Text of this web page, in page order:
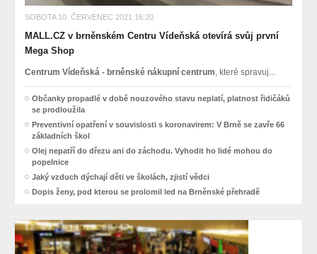
SOBOTA 10. ČERVENEC 2021 16:20
MALL.CZ v brněnském Centru Vídeňská otevírá svůj první
Mega Shop
Centrum Vídeňská - brněnské nákupní centrum , které spravuj...
Občanky propadlé v době nouzového stavu neplatí, platnost řidičáků
se prodloužila
Preventivní opatření v souvislosti s koronavirem: V Brně se zavře 66
základních škol
Olej nepatří do dřezu ani do záchodu. Vyhodit ho lidé mohou do
popelnice
Jaký vzduch dýchají děti ve školách, zjistí vědci
Dopis ženy, pod kterou se prolomil led na Brněnské přehradě